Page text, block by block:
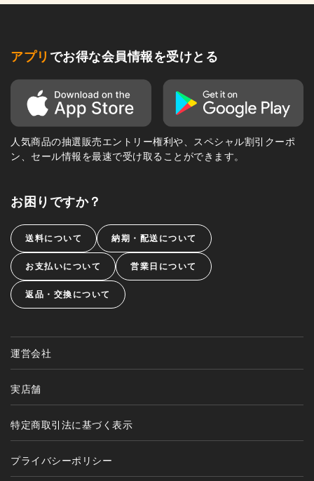
アプリ でお得な会員情報を受けとる
人気商品の抽選販売エントリー権利や、スペシャル割引クーポ
ン、セール情報を最速で受け取ることができます。
お困りですか？
送料について 納期・配送について
お支払いについて 営業日について
返品・交換について
運営会社
実店舗
特定商取引法に基づく表示
プライバシーポリシー